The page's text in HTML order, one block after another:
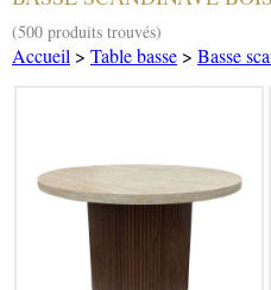
(500 produits trouvés)
Accueil > Table basse > Basse